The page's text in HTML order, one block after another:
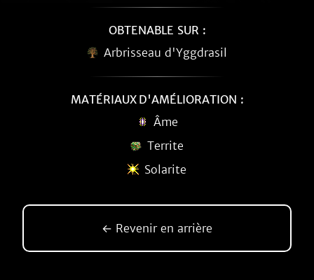
OBTENABLE SUR :
Arbrisseau d'Yggdrasil
MATÉRIAUX D'AMÉLIORATION :
Âme
Territe
Solarite
← Revenir en arrière